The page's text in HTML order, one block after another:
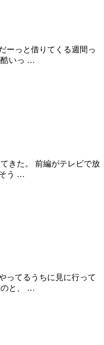
ーっと借りてくる週間っ
酷いっ …
きた。 前編がテレビで放
う …
ってるうちに見に行って
のと、 …